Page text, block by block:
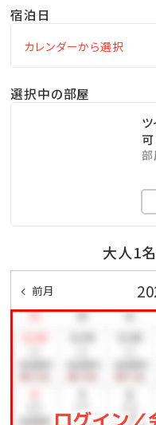
予めご了承ください。
・オーシャンビューレスト
営業時間 ／ 6:30～
和・洋・沖縄料理まで
【プール営業について】
・遊泳期間：3月20日
・遊泳時間：9:00～
※11月～3月下旬まで
プール開きは2026年
◆インドアプール
・場所：1F（屋内）
宿泊日
選択中の部屋
可
部
大人1
前月